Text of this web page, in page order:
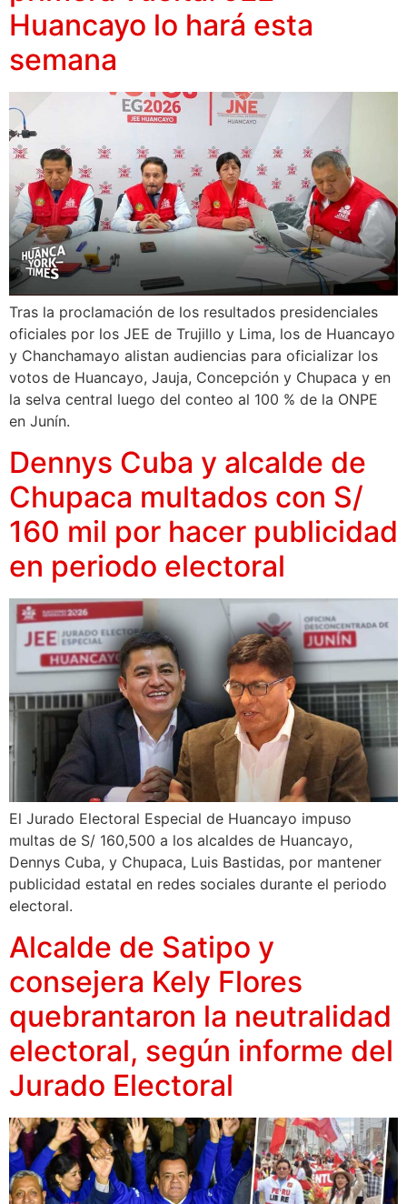
Huancayo lo hará esta
semana
Tras la proclamación de los resultados presidenciales
oficiales por los JEE de Trujillo y Lima, los de Huancayo
y Chanchamayo alistan audiencias para oficializar los
votos de Huancayo, Jauja, Concepción y Chupaca y en
la selva central luego del conteo al 100 % de la ONPE
en Junín.
Dennys Cuba y alcalde de
Chupaca multados con S/
160 mil por hacer publicidad
en periodo electoral
El Jurado Electoral Especial de Huancayo impuso
multas de S/ 160,500 a los alcaldes de Huancayo,
Dennys Cuba, y Chupaca, Luis Bastidas, por mantener
publicidad estatal en redes sociales durante el periodo
electoral.
Alcalde de Satipo y
consejera Kely Flores
quebrantaron la neutralidad
electoral, según informe del
Jurado Electoral